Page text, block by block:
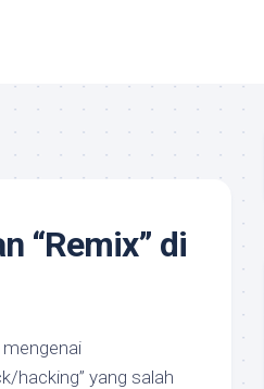
“Remix” di
mengenai
hacking” yang salah